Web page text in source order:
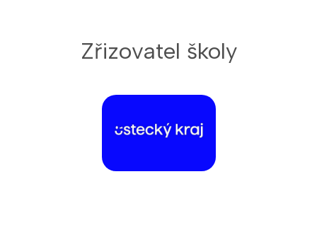
Zřizovatel školy